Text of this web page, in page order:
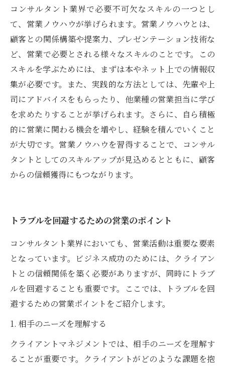
コンサルタント業界で必要不可欠なスキルの一つとし
て、営業ノウハウが挙げられます。営業ノウハウとは、
顧客との関係構築や提案力、プレゼンテーション技術な
ど、営業で必要とされる様々なスキルのことです。この
スキルを学ぶためには、まずは本やネット上での情報収
集が必要です。また、実践的な方法としては、先輩や上
司にアドバイスをもらったり、他業種の営業担当に学び
を求めたりすることが挙げられます。さらに、自ら積極
的に営業に関わる機会を増やし、経験を積んでいくこと
が大切です。営業ノウハウを習得することで、コンサル
タントとしてのスキルアップが見込めるとともに、顧客
からの信頼獲得にもつながります。
トラブルを回避するための営業のポイント
コンサルタント業界においても、営業活動は重要な要素
となっています。ビジネス成功のためには、クライアン
トとの信頼関係を築く必要がありますが、同時にトラブ
ルを回避することも重要です。ここでは、トラブルを回
避するための営業ポイントをご紹介します。
1. 相手のニーズを理解する
クライアントマネジメントでは、相手のニーズを理解す
ることが重要です。クライアントがどのような課題を抱